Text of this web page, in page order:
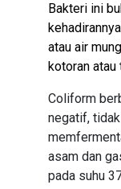
Bakteri ini
atau air
kotoran
Coliform
negatif,
asam dan
pada suhu